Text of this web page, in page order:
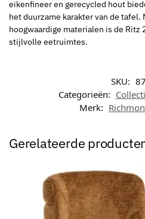
eikenfineer en gerecycled hout
het duurzame karakter van de
hoogwaardige materialen is de Ritz
stijlvolle eetruimtes.
SKU:
Categorieën:
Merk:
Gerelateerde